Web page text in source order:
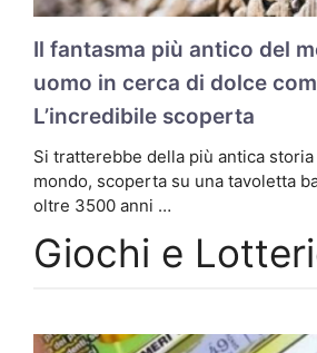
Il fantasma più antico del
uomo in cerca di dolce
L’incredibile scoperta
Si tratterebbe della più antica
mondo, scoperta su una tavoletta
oltre 3500 anni …
Giochi e